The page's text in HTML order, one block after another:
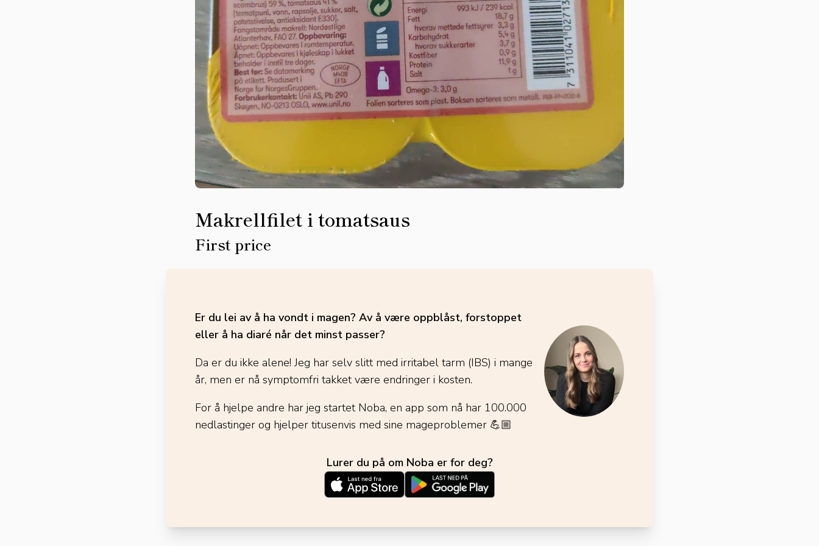
Makrellfilet i tomatsaus
First price
Er du lei av å ha vondt i magen? Av å være oppblåst, forstoppet
eller å ha diaré når det minst passer?
Da er du ikke alene! Jeg har selv slitt med irritabel tarm (IBS) i mange
år, men er nå symptomfri takket være endringer i kosten.
For å hjelpe andre har jeg startet Noba, en app som nå har 100.000
nedlastinger og hjelper titusenvis med sine mageproblemer 💪🏼
Lurer du på om Noba er for deg?